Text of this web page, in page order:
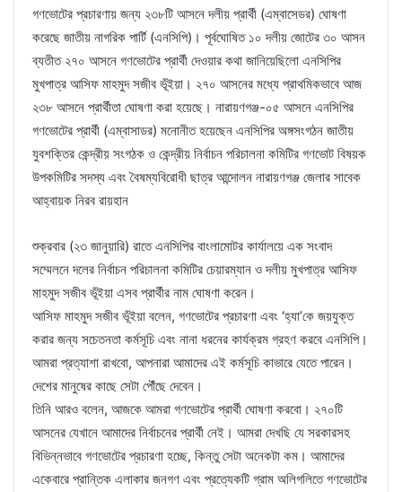
গণভোটের প্রচারণায় জন্য ২৩৮টি আসনে দলীয় প্রার্থী (এম্বাসেডর) ঘোষণা
করেছে জাতীয় নাগরিক পার্টি (এনসিপি)। পূর্বঘোষিত ১০ দলীয় জোটের ৩০ আসন
ব্যতীত ২৭০ আসনে গণভোটের প্রার্থী দেওয়ার কথা জানিয়েছিলো এনসিপির
মুখপাত্র আসিফ মাহমুদ সজীব ভূঁইয়া। ২৭০ আসনের মধ্যে প্রাথমিকভাবে আজ
২৩৮ আসনে প্রার্থীতা ঘোষণা করা হয়েছে। নারায়ণগঞ্জ-০৫ আসনে এনসিপির
গণভোটের প্রার্থী (এম্বাসাডর) মনোনীত হয়েছেন এনসিপির অঙ্গসংগঠন জাতীয়
যুবশক্তির কেন্দ্রীয় সংগঠক ও কেন্দ্রীয় নির্বাচন পরিচালনা কমিটির গণভোট বিষয়ক
উপকমিটির সদস্য এবং বৈষম্যবিরোধী ছাত্র আন্দোলন নারায়ণগঞ্জ জেলার সাবেক
আহ্বায়ক নিরব রায়হান
শুক্রবার (২৩ জানুয়ারি) রাতে এনসিপির বাংলামোটর কার্যালয়ে এক সংবাদ
সম্মেলনে দলের নির্বাচন পরিচালনা কমিটির চেয়ারম্যান ও দলীয় মুখপাত্র আসিফ
মাহমুদ সজীব ভূঁইয়া এসব প্রার্থীর নাম ঘোষণা করেন।
আসিফ মাহমুদ সজীব ভূঁইয়া বলেন, গণভোটের প্রচারণা এবং ‌‘হ্যা’কে জয়যুক্ত
করার জন্য সচেতনতা কর্মসূচি এবং নানা ধরনের কার্যক্রম গ্রহণ করবে এনসিপি।
আমরা প্রত্যাশা রাখবো, আপনারা আমাদের এই কর্মসূচি কাভারে যেতে পারেন।
দেশের মানুষের কাছে সেটা পৌঁছে দেবেন।
তিনি আরও বলেন, আজকে আমরা গণভোটের প্রার্থী ঘোষণা করবো। ২৭০টি
আসনের যেখানে আমাদের নির্বাচনের প্রার্থী নেই। আমরা দেখছি যে সরকারসহ
বিভিন্নভাবে গণভোটের প্রচারণা হচ্ছে, কিন্তু সেটা অনেকটা কম। আমাদের
একেবারে প্রান্তিক এলাকার জনগণ এবং প্রত্যেকটি গ্রাম অলিগলিতে গণভোটের